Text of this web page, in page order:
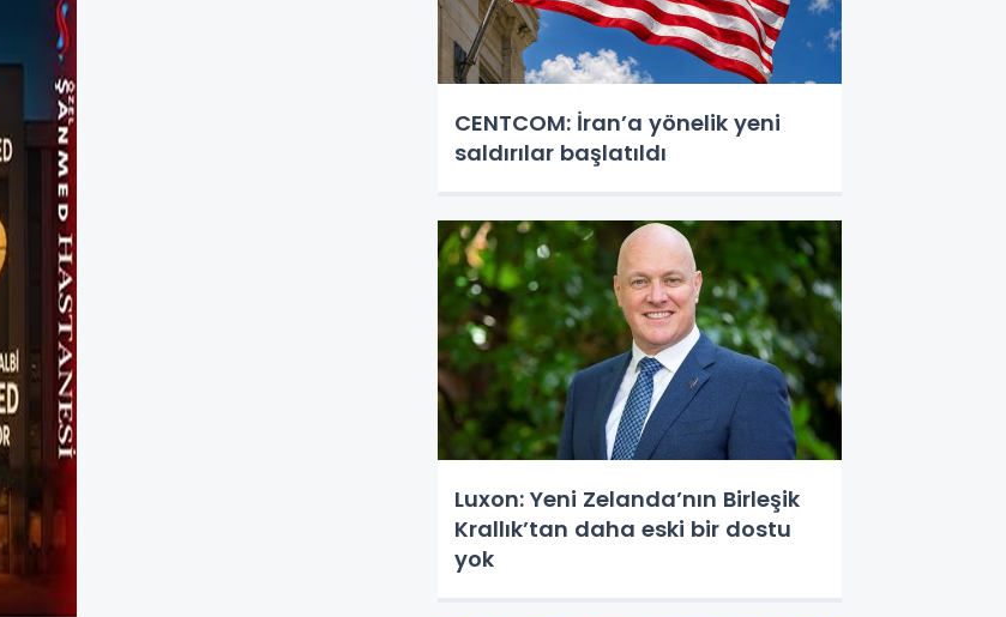
CENTCOM: İran’a yönelik yeni
saldırılar başlatıldı
Luxon: Yeni Zelanda’nın Birleşik
Krallık’tan daha eski bir dostu
yok